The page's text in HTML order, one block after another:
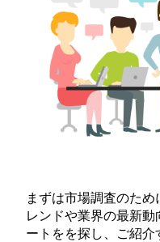
まずは市場調査のた
レンドや業界の最新
ートをを探し、ご紹